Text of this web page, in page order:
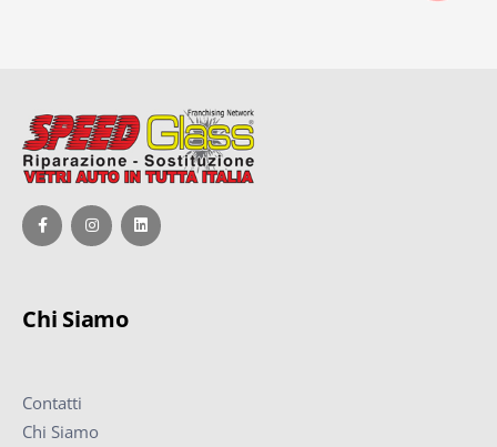
Chi Siamo
Contatti
Chi Siamo